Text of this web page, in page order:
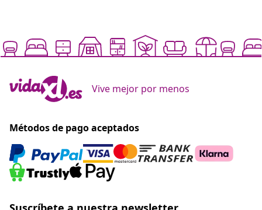
Vive mejor por menos
Métodos de pago aceptados